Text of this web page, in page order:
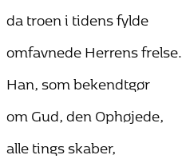
da troen i tidens fylde
omfavnede Herrens frelse.
Han, som bekendtgør
om Gud, den Ophøjede,
alle tings skaber,